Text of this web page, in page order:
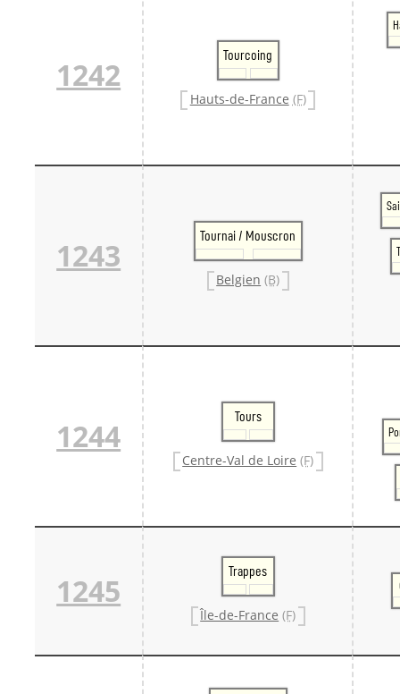
1242
Tourcoing
Hauts-de-France (F)
1243
Tournai / Mouscron
Belgien (B)
1244
Tours
Centre-Val de Loire (F)
1245
Trappes
Île-de-France (F)